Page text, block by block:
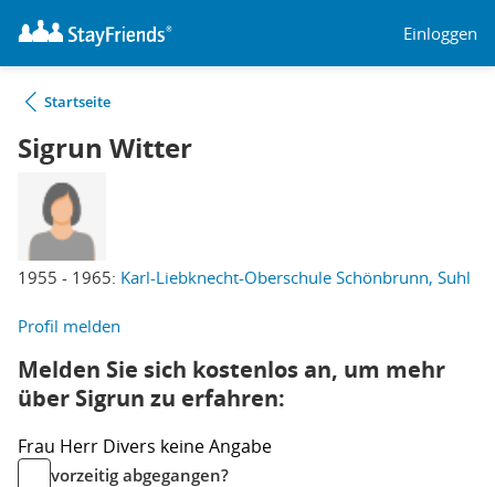
Einloggen
Startseite
Sigrun Witter
1955 - 1965: Karl-Liebknecht-Oberschule Schönbrunn, Suhl
Profil melden
Melden Sie sich kostenlos an, um mehr
über Sigrun zu erfahren:
Frau Herr Divers keine Angabe
vorzeitig abgegangen?